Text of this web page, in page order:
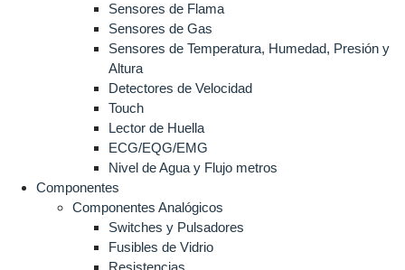
Sensores de Flama
Sensores de Gas
Sensores de Temperatura, Humedad, Presión y
Altura
Detectores de Velocidad
Touch
Lector de Huella
ECG/EQG/EMG
Nivel de Agua y Flujo metros
Componentes
Componentes Analógicos
Switches y Pulsadores
Fusibles de Vidrio